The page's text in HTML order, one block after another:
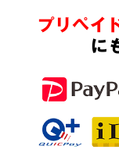
プリペイ
に